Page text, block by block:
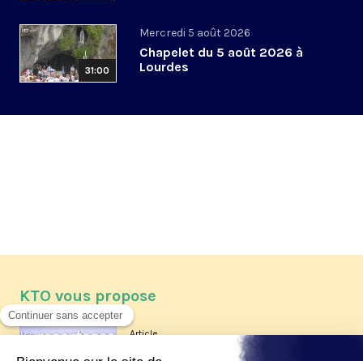
31:00
Mercredi 5 août 2026
Chapelet du 5 août 2026 à
Lourdes
KTO vous propose
Article
Les reportages d'été 2026 de KTO